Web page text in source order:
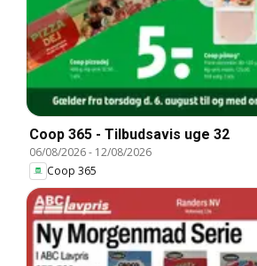
Coop 365 - Tilbudsavis uge 32
06/08/2026- 12/08/2026
Coop 365